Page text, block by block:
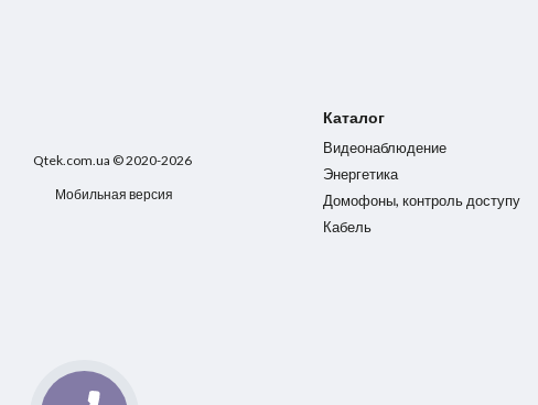
Qtek.com.ua © 2020-2026
Мобильная версия
Каталог
Видеонаблюдение
Энергетика
Домофоны, контроль доступу
Кабель